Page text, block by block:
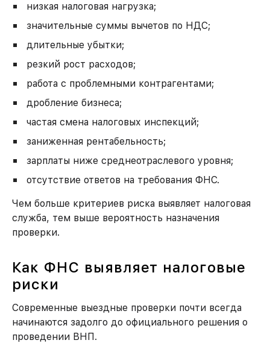
низкая налоговая нагрузка;
значительные суммы вычетов по НДС;
длительные убытки;
резкий рост расходов;
работа с проблемными контрагентами;
дробление бизнеса;
частая смена налоговых инспекций;
заниженная рентабельность;
зарплаты ниже среднеотраслевого уровня;
отсутствие ответов на требования ФНС.
Чем больше критериев риска выявляет налоговая
служба, тем выше вероятность назначения
проверки.
Как ФНС выявляет налоговые
риски
Современные выездные проверки почти всегда
начинаются задолго до официального решения о
проведении ВНП.